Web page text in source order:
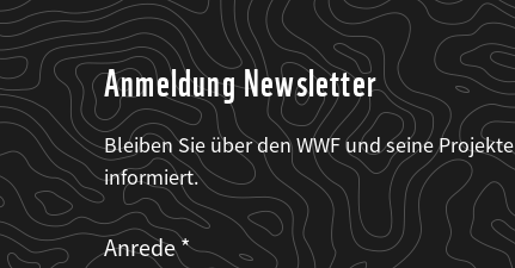
Anmeldung Newsletter
Bleiben Sie über den WWF und seine Projekte
informiert.
Web2Case
Infofelder
Fieldset
anrede_name
Anrede